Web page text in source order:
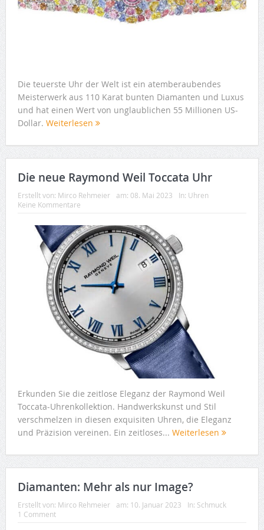
Die teuerste Uhr der Welt ist ein atemberaubendes
Meisterwerk aus 110 Karat bunten Diamanten und Luxus
und hat einen Wert von unglaublichen 55 Millionen US-
Dollar. Weiterlesen
Die neue Raymond Weil Toccata Uhr
Erstellt von: Mirco Rehmeier am: 08. Mai 2023 In: Uhren
Keine Kommentare
Erkunden Sie die zeitlose Eleganz der Raymond Weil
Toccata-Uhrenkollektion. Handwerkskunst und Stil
verschmelzen in diesen exquisiten Uhren, die Eleganz
und Präzision vereinen. Ein zeitloses... Weiterlesen
Diamanten: Mehr als nur Image?
Erstellt von: Mirco Rehmeier am: 10. Januar 2023 In: Schmuck
1 Comment